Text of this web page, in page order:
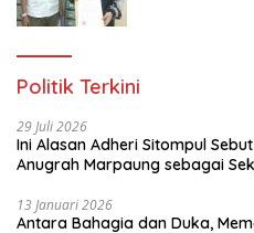
Politik Terkini
29 Juli 2026
Ini Alasan Adheri Sitompul
Anugrah Marpaung sebagai
13 Januari 2026
Antara Bahagia dan Duka,